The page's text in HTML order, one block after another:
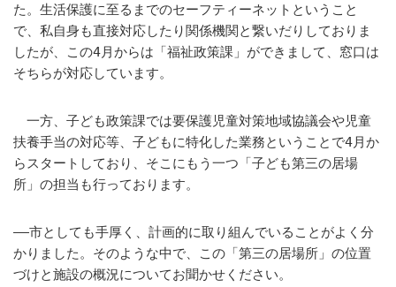
た。生活保護に至るまでのセーフティーネットということ
で、私自身も直接対応したり関係機関と繋いだりしておりま
したが、この4月からは「福祉政策課」ができまして、窓口は
そちらが対応しています。
一方、子ども政策課では要保護児童対策地域協議会や児童
扶養手当の対応等、子どもに特化した業務ということで4月か
らスタートしており、そこにもう一つ「子ども第三の居場
所」の担当も行っております。
――市としても手厚く、計画的に取り組んでいることがよく分
かりました。そのような中で、この「第三の居場所」の位置
づけと施設の概況についてお聞かせください。